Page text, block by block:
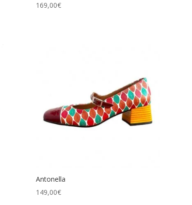
169,00€
Antonella
149,00€